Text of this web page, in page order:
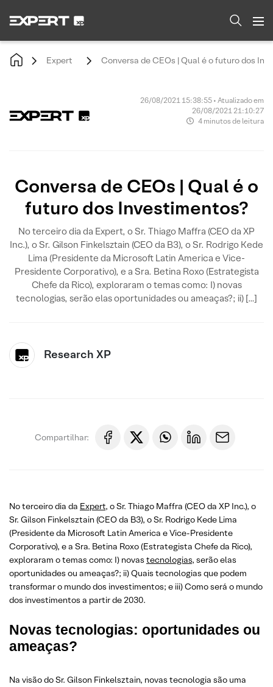
Expert Conversa de CEOs | Qual é o futuro dos
26/08/2021 15:38:55 • Atualizado em
26/08/2021 21:10:27
4 minutos de leitura
Conversa de CEOs | Qual é o
futuro dos Investimentos?
No terceiro dia da Expert, o Sr. Thiago Maffra (CEO da XP
Inc.), o Sr. Gilson Finkelsztain (CEO da B3), o Sr. Rodrigo Kede
Lima (Presidente da Microsoft Latin America e Vice-
Presidente Corporativo), e a Sra. Betina Roxo (Estrategista
Chefe da Rico), exploraram o temas como: I) novas
tecnologias, serão elas oportunidades ou ameaças?; ii) […]
Research XP
Compartilhar:
No terceiro dia da Expert, o Sr. Thiago Maffra (CEO da XP Inc.), o
Sr. Gilson Finkelsztain (CEO da B3), o Sr. Rodrigo Kede Lima
(Presidente da Microsoft Latin America e Vice-Presidente
Corporativo), e a Sra. Betina Roxo (Estrategista Chefe da Rico),
exploraram o temas como: I) novas tecnologias, serão elas
oportunidades ou ameaças?; ii) Quais tecnologias que podem
transformar o mundo dos investimentos; e iii) Como será o mundo
dos investimentos a partir de 2030.
Novas tecnologias: oportunidades ou
ameaças?
Na visão do Sr. Gilson Finkelsztain, novas tecnologia são uma